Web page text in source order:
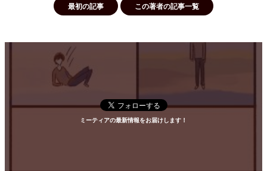
最初の記事 この著者の記事一覧
ミーティアの最新情報をお届けします！